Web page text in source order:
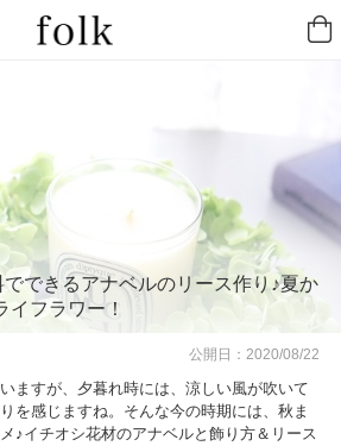
でできるアナベルのリース作り♪夏か
イフラワー！
公開日：2020/08/22
ますが、夕暮れ時には、涼しい風が吹いて
を感じますね。そんな今の時期には、秋ま
♪イチオシ花材のアナベルと飾り方＆リース